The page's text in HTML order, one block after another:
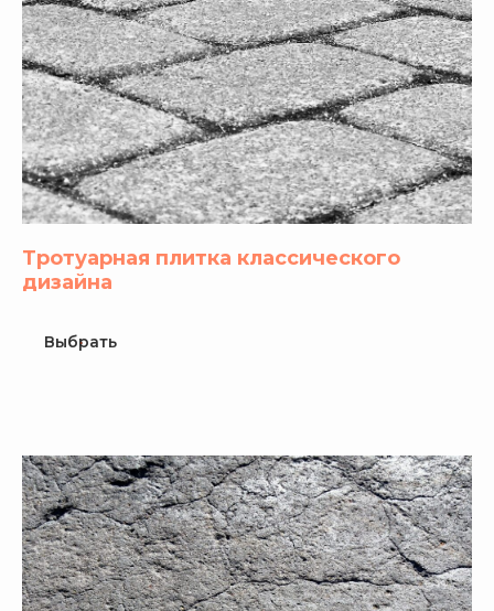
Тротуарная плитка классического
дизайна
Выбрать